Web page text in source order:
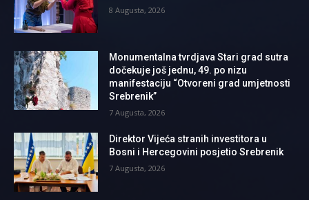
8 Augusta, 2026
Monumentalna tvrdjava Stari grad sutra
dočekuje još jednu, 49. po nizu
manifestaciju “Otvoreni grad umjetnosti
Srebrenik”
7 Augusta, 2026
Direktor Vijeća stranih investitora u
Bosni i Hercegovini posjetio Srebrenik
7 Augusta, 2026